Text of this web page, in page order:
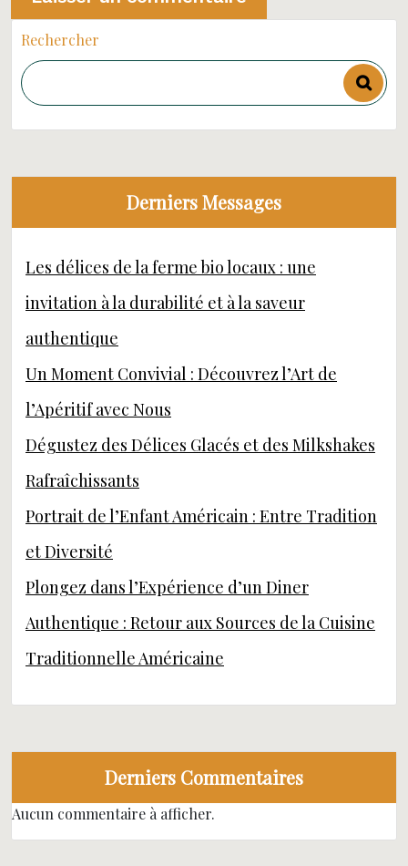
Rechercher
Derniers Messages
Les délices de la ferme bio locaux : une
invitation à la durabilité et à la saveur
authentique
Un Moment Convivial : Découvrez l’Art de
l’Apéritif avec Nous
Dégustez des Délices Glacés et des Milkshakes
Rafraîchissants
Portrait de l’Enfant Américain : Entre Tradition
et Diversité
Plongez dans l’Expérience d’un Diner
Authentique : Retour aux Sources de la Cuisine
Traditionnelle Américaine
Derniers Commentaires
Aucun commentaire à afficher.